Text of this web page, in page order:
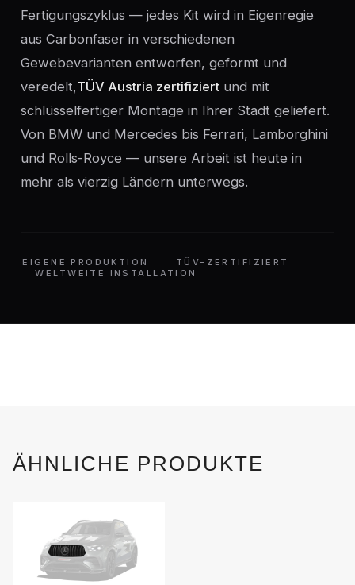
Fertigungszyklus — jedes Kit wird in Eigenregie
aus Carbonfaser in verschiedenen
Gewebevarianten entworfen, geformt und
veredelt,TÜV Austria zertifiziert und mit
schlüsselfertiger Montage in Ihrer Stadt geliefert.
Von BMW und Mercedes bis Ferrari, Lamborghini
und Rolls-Royce — unsere Arbeit ist heute in
mehr als vierzig Ländern unterwegs.
EIGENE PRODUKTION
TÜV-ZERTIFIZIERT
WELTWEITE INSTALLATION
ÄHNLICHE PRODUKTE